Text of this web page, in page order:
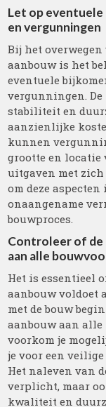
Let op
en vergunningen
Bij het overwegen
aanbouw is het
eventuele
vergunningen.
stabiliteit en
aanzienlijke
kunnen
grootte en locatie
uitgaven met zich
om deze
onaangename
bouwproces.
Controleer of de
aan alle
Het is essentieel
aanbouw voldoet
met de bouw
aanbouw aan
voorkom je
je voor een
Het naleven van
verplicht, maar
kwaliteit en